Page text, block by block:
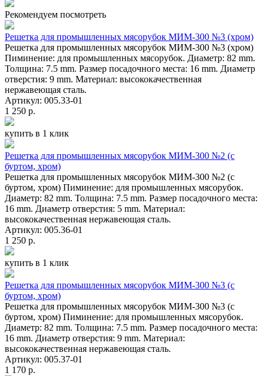
Рекомендуем посмотреть
Решетка для промышленных мясорубок МИМ-300 №3 (хром)
Решетка для промышленных мясорубок МИМ-300 №3 (хром)
Пиминение: для промышленных мясорубок. Диаметр: 82 mm.
Толщина: 7.5 mm. Размер посадочного места: 16 mm. Диаметр
отверстия: 9 mm. Материал: высококачественная
нержавеющая сталь.
Артикул: 005.33-01
1 250 р.
купить в 1 клик
Решетка для промышленных мясорубок МИМ-300 №2 (с
буртом, хром)
Решетка для промышленных мясорубок МИМ-300 №2 (с
буртом, хром) Пиминение: для промышленных мясорубок.
Диаметр: 82 mm. Толщина: 7.5 mm. Размер посадочного места:
16 mm. Диаметр отверстия: 5 mm. Материал:
высококачественная нержавеющая сталь.
Артикул: 005.36-01
1 250 р.
купить в 1 клик
Решетка для промышленных мясорубок МИМ-300 №3 (с
буртом, хром)
Решетка для промышленных мясорубок МИМ-300 №3 (с
буртом, хром) Пиминение: для промышленных мясорубок.
Диаметр: 82 mm. Толщина: 7.5 mm. Размер посадочного места:
16 mm. Диаметр отверстия: 9 mm. Материал:
высококачественная нержавеющая сталь.
Артикул: 005.37-01
1 170 р.